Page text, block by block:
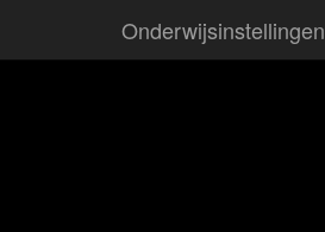
Onderwijsinstellingen